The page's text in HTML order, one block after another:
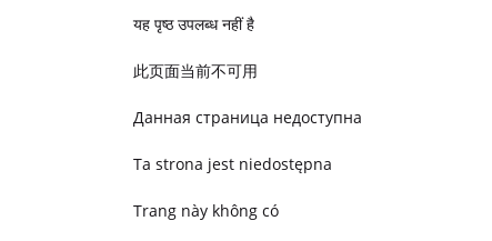
यह पृष्ठ उपलब्ध नहीं है
此页面当前不可用
Данная страница недоступна
Ta strona jest niedostępna
Trang này không có